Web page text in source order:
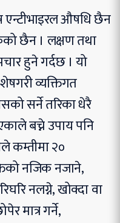
एन्टीभाइरल औषधि छैन
छैन । लक्षण तथा
हुने गर्दछ । यो
व्यक्तिगत
सर्ने तरिका धेरै
बच्ने उपाय पनि
कम्तीमा २०
नजिक नजाने,
नलग्ने, खोक्दा वा
मात्र गर्ने,